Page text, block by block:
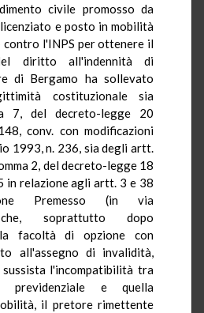
civile promosso da
e posto in mobilità
l'INPS per ottenere il
diritto all'indennità di
di Bergamo ha sollevato
costituzionale sia
7, del decreto-legge 20
conv. con modificazioni
1993, n. 236, sia degli artt.
2, del decreto-legge 18
in relazione agli artt. 3 e 38
Premesso (in via
soprattutto dopo
facoltà di opzione con
all'assegno di invalidità,
l'incompatibilità tra
previdenziale e quella
il pretore rimettente